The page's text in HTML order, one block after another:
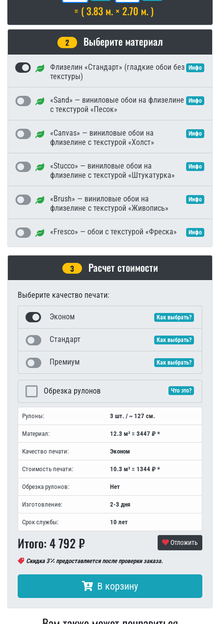
= ( 3.83 м. × 2.70 м. )
2 Выберите материал
Флизелин «Стандарт» (гладкие обои без
текстуры)
Инфо
«Sand» — виниловые обои на флизелине
с текстурой «Песок»
Инфо
«Canvas» — виниловые обои на
флизелине с текстурой «Холст»
Инфо
«Stucco» — виниловые обои на
флизелине с текстурой «Штукатурка»
Инфо
«Brush» — виниловые обои на
флизелине с текстурой «Живопись»
Инфо
«Fresco» — обои с текстурой «Фреска» Инфо
3 Расчет стоимости
Выберите качество печати:
Эконом Как выбрать?
Стандарт Как выбрать?
Премиум Как выбрать?
Обрезка рулонов Что это?
Рулоны: 3 шт. / ~ 127 см.
Материал: 12.3 м² = 3447 ₽ *
Качество печати: Эконом
Стоимость печати: 10.3 м² = 1344 ₽ *
Обрезка рулонов: Нет
Изготовление: 2-3 дня
Срок службы: 10 лет
Итого:4 792₽ Отложить
Скидка 3 предоставляется после проверки заказа.
В корзину